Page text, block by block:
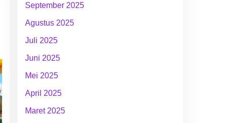
September 2025
Agustus 2025
Juli 2025
Juni 2025
Mei 2025
April 2025
Maret 2025